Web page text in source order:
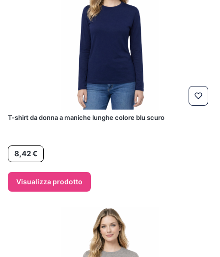
T-shirt da donna a maniche lunghe colore blu scuro
Prezzo
8,42 €
Visualizza prodotto